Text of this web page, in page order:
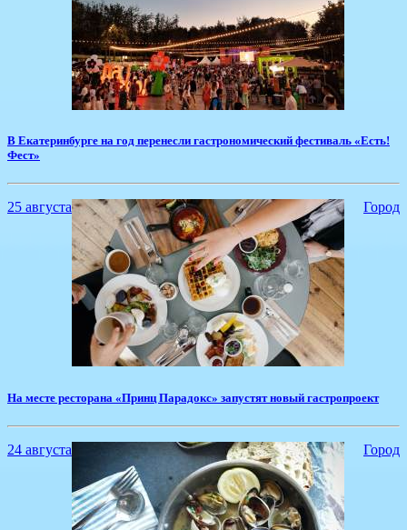
​В Екатеринбурге на год перенесли гастрономический фестиваль «Есть!
Фест»
25 августа Город
​На месте ресторана «Принц Парадокс» запустят новый гастропроект
24 августа Город